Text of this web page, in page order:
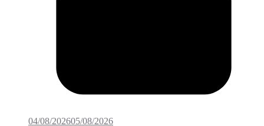
04/08/202605/08/2026